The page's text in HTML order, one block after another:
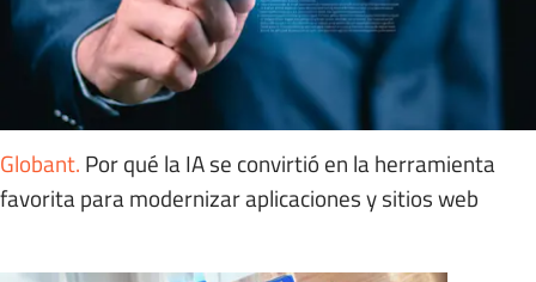
Globant. Por qué la IA se convirtió en la herramienta
favorita para modernizar aplicaciones y sitios web